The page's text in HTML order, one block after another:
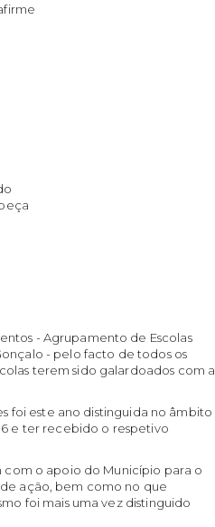
- Agrupamento de Escolas
- pelo facto de todos os
terem sido galardoados com a
foi este ano distinguida no âmbito
e ter recebido o respetivo
com o apoio do Município para o
ação, bem como no que
foi mais uma vez distinguido